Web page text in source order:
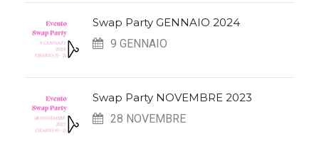
Swap Party GENNAIO 2024
9 GENNAIO
Swap Party NOVEMBRE 2023
28 NOVEMBRE